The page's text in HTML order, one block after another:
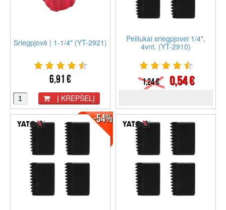
Sriegpjovė | 1-1/4" (YT-2921)
6,91 €
Į KREPŠELĮ
Peiliukai sriegpjovei 1/4",
4vnt. (YT-2910)
1,24 € 0,54 €
-54%